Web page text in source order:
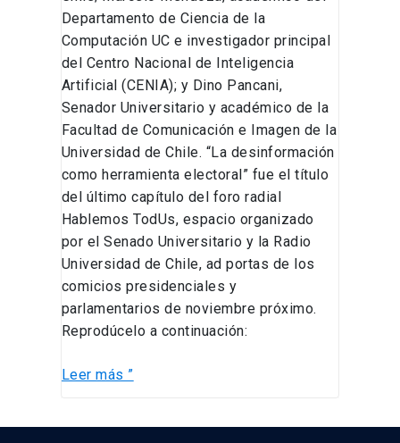
Departamento de Ciencia de la
Computación UC e investigador principal
del Centro Nacional de Inteligencia
Artificial (CENIA); y Dino Pancani,
Senador Universitario y académico de la
Facultad de Comunicación e Imagen de la
Universidad de Chile. “La desinformación
como herramienta electoral” fue el título
del último capítulo del foro radial
Hablemos TodUs, espacio organizado
por el Senado Universitario y la Radio
Universidad de Chile, ad portas de los
comicios presidenciales y
parlamentarios de noviembre próximo.
Reprodúcelo a continuación:
Leer más ”